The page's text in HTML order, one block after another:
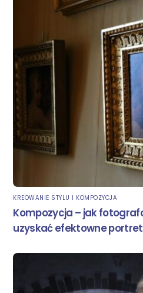
KREOWANIE STYLU I KOMPOZYCJA
Kompozycja – jak
uzyskać efektowne